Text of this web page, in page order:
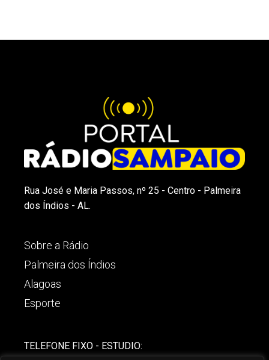
Rua José e Maria Passos, nº 25 - Centro - Palmeira
dos Índios - AL.
Sobre a Rádio
Palmeira dos Índios
Alagoas
Esporte
TELEFONE FIXO - ESTUDIO: